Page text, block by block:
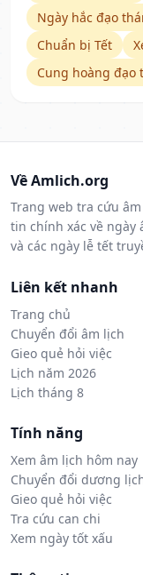
Ngày hắc đạo
Chuẩn bị Tết
Cung hoàng đạo
Về Amlich.org
Trang web tra cứu
tin chính xác về ngày
và các ngày lễ tết
Liên kết nhanh
Trang chủ
Chuyển đổi âm lịch
Gieo quẻ hỏi việc
Lịch năm 2026
Lịch tháng 8
Tính năng
Xem âm lịch hôm nay
Chuyển đổi dương
Gieo quẻ hỏi việc
Tra cứu can chi
Xem ngày tốt xấu